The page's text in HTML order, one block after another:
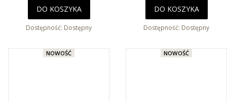
DO KOSZYKA
Dostępność: Dostępny
DO KOSZYKA
Dostępność: Dostępny
NOWOŚĆ NOWOŚĆ